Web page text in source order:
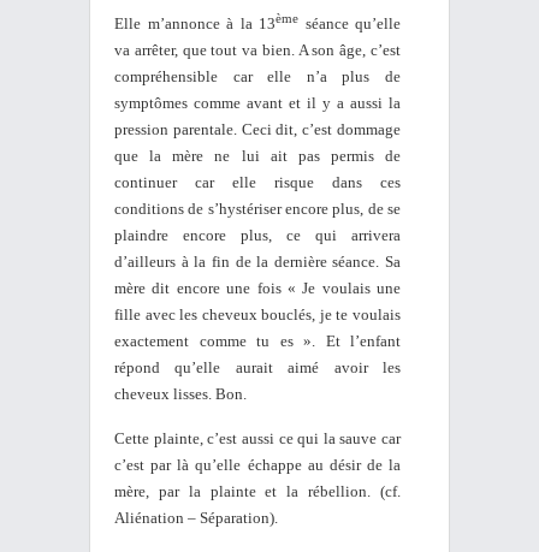
Elle m’annonce à la 13ème séance qu’elle
va arrêter, que tout va bien. A son âge, c’est
compréhensible car elle n’a plus de
symptômes comme avant et il y a aussi la
pression parentale. Ceci dit, c’est dommage
que la mère ne lui ait pas permis de
continuer car elle risque dans ces
conditions de s’hystériser encore plus, de se
plaindre encore plus, ce qui arrivera
d’ailleurs à la fin de la dernière séance. Sa
mère dit encore une fois « Je voulais une
fille avec les cheveux bouclés, je te voulais
exactement comme tu es ». Et l’enfant
répond qu’elle aurait aimé avoir les
cheveux lisses. Bon.
Cette plainte, c’est aussi ce qui la sauve car
c’est par là qu’elle échappe au désir de la
mère, par la plainte et la rébellion. (cf.
Aliénation – Séparation).